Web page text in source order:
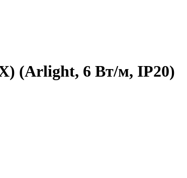
(Arlight, 6 Вт/м, IP20)